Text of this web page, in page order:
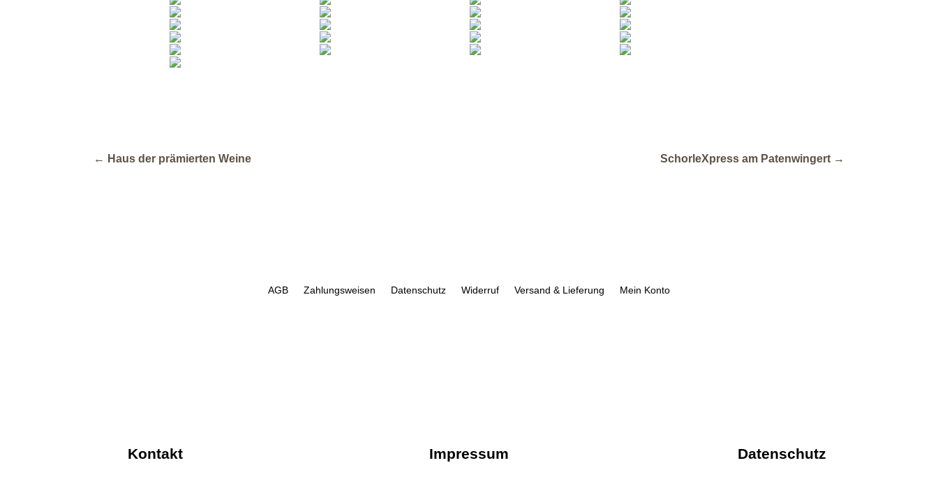
← Haus der prämierten Weine SchorleXpress am Patenwingert→
AGB Zahlungsweisen Datenschutz Widerruf Versand & Lieferung Mein Konto
Kontakt Impressum Datenschutz